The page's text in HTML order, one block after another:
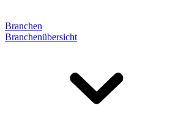
Branchen
Branchenübersicht